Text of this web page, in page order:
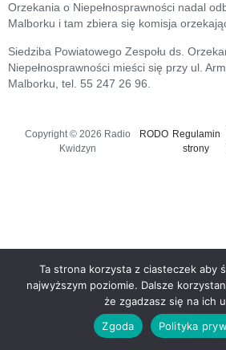
Orzekania o Niepełnosprawności nadal
Malborku i tam zbiera się komisja
Siedziba Powiatowego Zespołu ds.
Niepełnosprawności mieści się przy ul.
Malborku, tel. 55 247 26 96.
Copyright © 2026 Radio
Kwidzyn
RODO Regulamin
strony
Ta strona korzysta z ciasteczek aby
najwyższym poziomie. Dalsze
że zgadzasz się na ich
Zgoda
Polityka